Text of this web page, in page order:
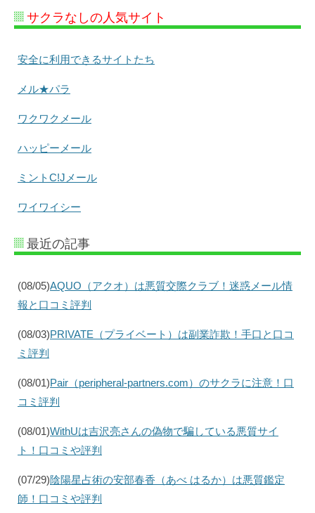
サクラなしの人気サイト
安全に利用できるサイトたち
メル★パラ
ワクワクメール
ハッピーメール
ミントC!Jメール
ワイワイシー
最近の記事
(08/05)AQUO（アクオ）は悪質交際クラブ！迷惑メール情
報と口コミ評判
(08/03)PRIVATE（プライベート）は副業詐欺！手口と口コ
ミ評判
(08/01)Pair（peripheral-partners.com）のサクラに注意！口
コミ評判
(08/01)WithUは吉沢亮さんの偽物で騙している悪質サイ
ト！口コミや評判
(07/29)陰陽星占術の安部春香（あべ はるか）は悪質鑑定
師！口コミや評判